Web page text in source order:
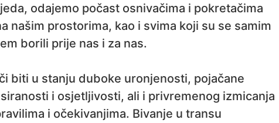
odajemo počast osnivačima i pokretačima
našim prostorima, kao i svima koji su se samim
borili prije nas i za nas.
biti u stanju duboke uronjenosti, pojačane
i osjetljivosti, ali i privremenog izmicanja
i očekivanjima. Bivanje u transu